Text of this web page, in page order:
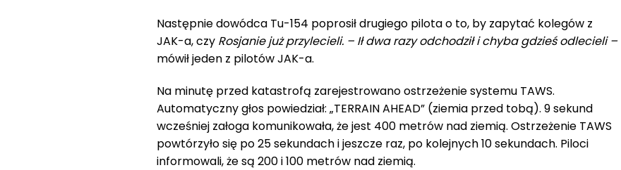
Następnie dowódca Tu-154 poprosił drugiego pilota o to, by zapytać kolegów z
JAK-a, czy Rosjanie już przylecieli. – Ił dwa razy odchodził i chyba gdzieś odlecieli –
mówił jeden z pilotów JAK-a.
Na minutę przed katastrofą zarejestrowano ostrzeżenie systemu TAWS.
Automatyczny głos powiedział: „TERRAIN AHEAD” (ziemia przed tobą). 9 sekund
wcześniej załoga komunikowała, że jest 400 metrów nad ziemią. Ostrzeżenie TAWS
powtórzyło się po 25 sekundach i jeszcze raz, po kolejnych 10 sekundach. Piloci
informowali, że są 200 i 100 metrów nad ziemią.